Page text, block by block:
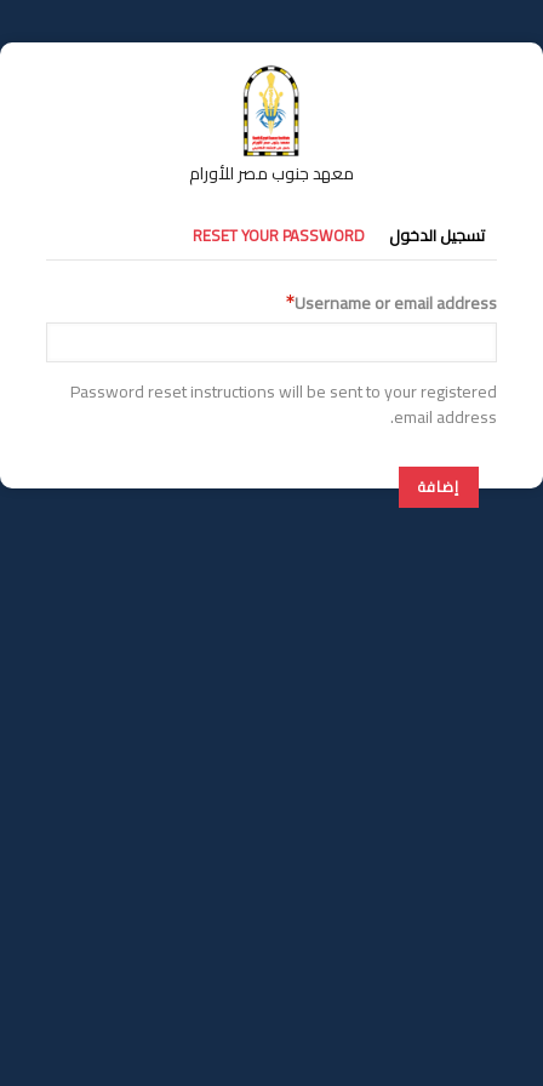
إلى
المحتوى
معهد جنوب مصر للأورام
التبويبات
الأساسية
تسجيل الدخول RESET YOUR PASSWORD
Username or email address
Password reset instructions will be sent to your registered
email address.